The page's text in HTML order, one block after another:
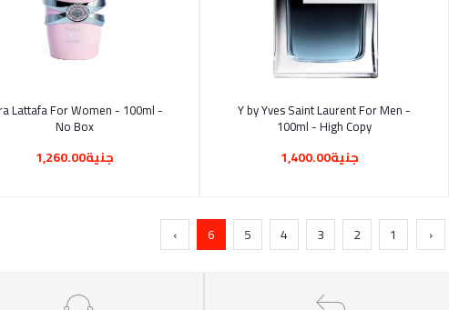
أضف إلى السلة
Y by Yves Saint Laurent For Men -
100ml - High Copy
جنية1,400.00
أضف إلى السلة
Lattafa For Women - 100ml -
No Box
جنية1,260.00
‹
1
2
3
4
5
6
›